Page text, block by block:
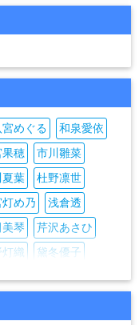
宮めぐる
和泉愛依
穂
市川雛菜
葉
杜野凛世
め乃
浅倉透
琴
芹沢あさひ
灯織 黛冬優子